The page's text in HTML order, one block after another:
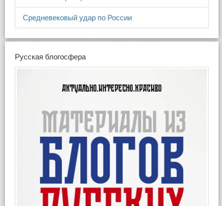
Средневековый удар по России
Русская блогосфера